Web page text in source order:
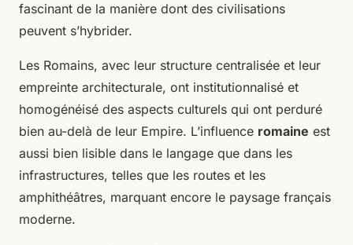
fascinant de la manière dont des civilisations
peuvent s’hybrider.
Les Romains, avec leur structure centralisée et leur
empreinte architecturale, ont institutionnalisé et
homogénéisé des aspects culturels qui ont perduré
bien au-delà de leur Empire. L’influence romaine est
aussi bien lisible dans le langage que dans les
infrastructures, telles que les routes et les
amphithéâtres, marquant encore le paysage français
moderne.